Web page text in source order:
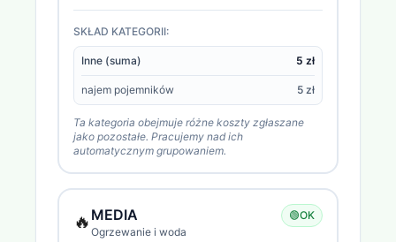
SKŁAD KATEGORII:
Inne (suma) 5 zł
najem pojemników 5 zł
Ta kategoria obejmuje różne koszty zgłaszane
jako pozostałe. Pracujemy nad ich
automatycznym grupowaniem.
🔥 MEDIA
Ogrzewanie i woda
🟢OK